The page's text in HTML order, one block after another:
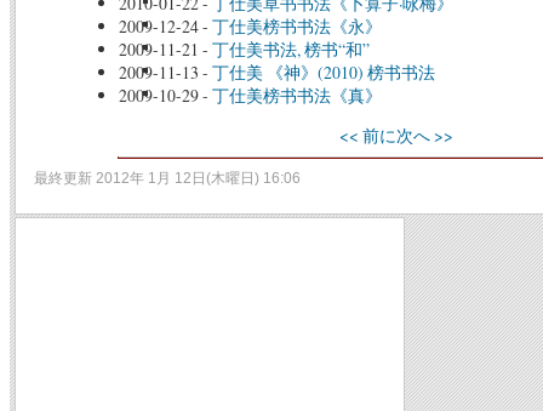
2009-12-24- 丁仕美榜书书法《永》
2009-11-21 - 丁仕美书法, 榜书“和”
2009-11-13 - 丁仕美 《神》(2010) 榜书书法
2009-10-29- 丁仕美榜书书法《真》
<< 前に次へ >>
最終更新 2012年 1月 12日(木曜日) 16:06